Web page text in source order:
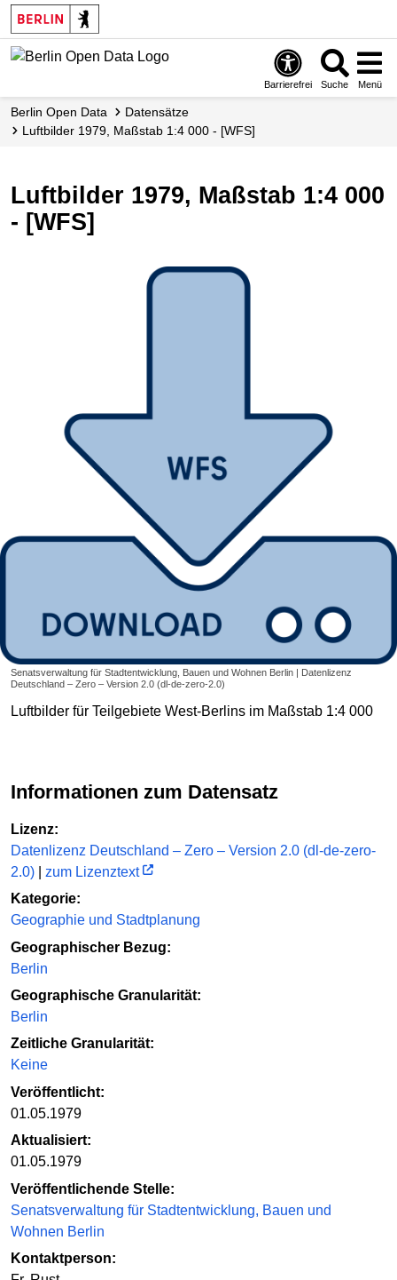
Skip
to
main
Barrierefrei Suche Menü
Berlin Open Data
Datensätze
Luftbilder 1979, Maßstab 1:4 000 - [WFS]
Luftbilder 1979, Maßstab 1:4 000
- [WFS]
Senatsverwaltung für Stadtentwicklung, Bauen und Wohnen Berlin | Datenlizenz
Deutschland – Zero – Version 2.0 (dl-de-zero-2.0)
Luftbilder für Teilgebiete West-Berlins im Maßstab 1:4 000
Informationen zum Datensatz
Lizenz:
Datenlizenz Deutschland – Zero – Version 2.0 (dl-de-zero-
2.0)
zum Lizenztext
Kategorie:
Geographie und Stadtplanung
Geographischer Bezug:
Berlin
Geographische Granularität:
Berlin
Zeitliche Granularität:
Keine
Veröffentlicht:
01.05.1979
Aktualisiert:
01.05.1979
Veröffentlichende Stelle:
Senatsverwaltung für Stadtentwicklung, Bauen und
Wohnen Berlin
Kontaktperson: